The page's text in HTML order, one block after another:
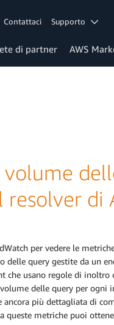
Contattaci Supporto
di partner AWS
volume
di
per vedere le
delle query gestite da un
che usano regole di inoltro
delle query per ogni
ancora più dettagliata di
queste metriche puoi